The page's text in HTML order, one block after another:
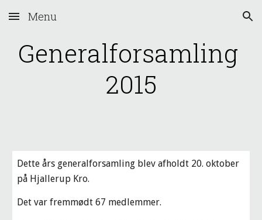
Skip to main content Skip to navigation
Menu
Generalforsamling
2015
Dette års generalforsamling blev afholdt 20. oktober
på Hjallerup Kro.
Det var fremmødt 67 medlemmer.